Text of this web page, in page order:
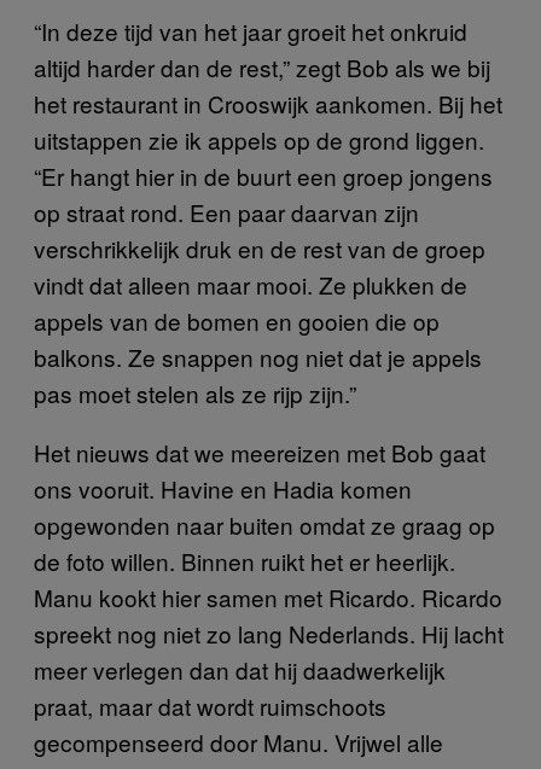
“In deze tijd van het jaar groeit het onkruid
altijd harder dan de rest,” zegt Bob als we bij
het restaurant in Crooswijk aankomen. Bij het
uitstappen zie ik appels op de grond liggen.
“Er hangt hier in de buurt een groep jongens
op straat rond. Een paar daarvan zijn
verschrikkelijk druk en de rest van de groep
vindt dat alleen maar mooi. Ze plukken de
appels van de bomen en gooien die op
balkons. Ze snappen nog niet dat je appels
pas moet stelen als ze rijp zijn.”
Het nieuws dat we meereizen met Bob gaat
ons vooruit. Havine en Hadia komen
opgewonden naar buiten omdat ze graag op
de foto willen. Binnen ruikt het er heerlijk.
Manu kookt hier samen met Ricardo. Ricardo
spreekt nog niet zo lang Nederlands. Hij lacht
meer verlegen dan dat hij daadwerkelijk
praat, maar dat wordt ruimschoots
gecompenseerd door Manu. Vrijwel alle